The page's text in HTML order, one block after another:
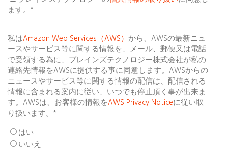
ます。 *
私はAmazon Web Services（AWS） から、AWSの最新ニュ
ースやサービス等に関する情報を、メール、郵便又は電話
で受領する為に、ブレインズテクノロジー株式会社が私の
連絡先情報をAWSに提供する事に同意します。AWSからの
ニュースやサービス等に関する情報の配信は、配信される
情報に含まれる案内に従い、いつでも停止頂く事が出来ま
す。AWSは、お客様の情報をAWS Privacy Noticeに従い取
り扱います。 *
はい
いいえ